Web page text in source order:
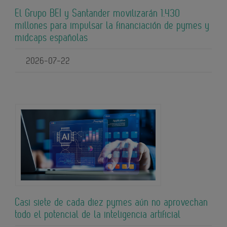
El Grupo BEI y Santander movilizarán 1.430
millones para impulsar la financiación de pymes y
midcaps españolas
2026-07-22
Casi siete de cada diez pymes aún no aprovechan
todo el potencial de la inteligencia artificial